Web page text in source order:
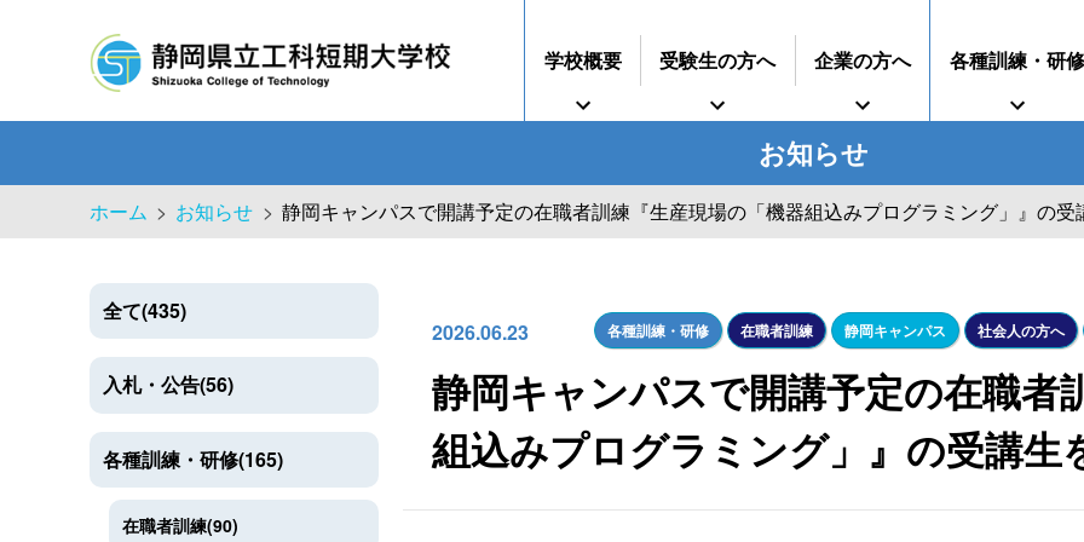
学校概要
基本理念 すうじでみる静岡県立工科短期大学校
受験生の方へ
募集要項 オープンキャンパス 授業料等
企業の方へ
事業主推薦について
ついて
学生の求人について
各種訓練・研
再就職を考えている方へ
工科短期大学校 技術専門校 ガス溶接技能講習 各種
お知らせ
ホーム お知らせ 静岡キャンパスで開講予定の在職者訓練『生産現場の「機器組込みプログラミング」』の
全て(435)
入札・公告(56)
各種訓練・研修(165)
在職者訓練(90)
2026.06.23 各種訓練・研修 在職者訓練 静岡キャンパス 社会人の方へ
静岡キャンパスで開講予定の在職者
組込みプログラミング」』の受講生